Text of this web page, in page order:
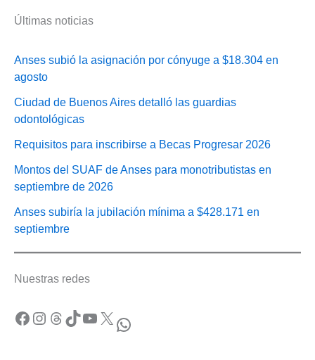
Últimas noticias
Anses subió la asignación por cónyuge a $18.304 en
agosto
Ciudad de Buenos Aires detalló las guardias
odontológicas
Requisitos para inscribirse a Becas Progresar 2026
Montos del SUAF de Anses para monotributistas en
septiembre de 2026
Anses subiría la jubilación mínima a $428.171 en
septiembre
Nuestras redes
Facebook Instagram Threads TikTok YouTube X WhatsApp